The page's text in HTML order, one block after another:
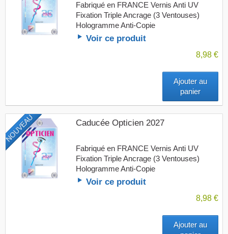
Fabriqué en FRANCE Vernis Anti UV
Fixation Triple Ancrage (3 Ventouses)
Hologramme Anti-Copie
Voir ce produit
8,98 €
Ajouter au
panier
NOUVEAU Caducée Opticien 2027
Fabriqué en FRANCE Vernis Anti UV
Fixation Triple Ancrage (3 Ventouses)
Hologramme Anti-Copie
Voir ce produit
8,98 €
Ajouter au